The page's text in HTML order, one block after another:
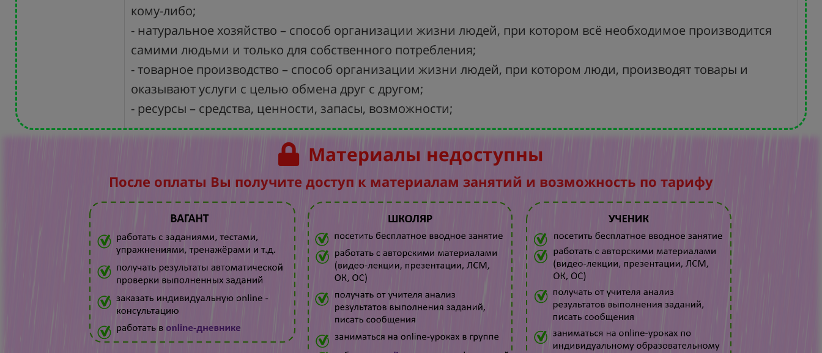
кому-либо;
- натуральное хозяйство – способ организации жизни людей, при котором всё необходимое производится
самими людьми и только для собственного потребления;
- товарное производство – способ организации жизни людей, при котором люди, производят товары и
оказывают услуги с целью обмена друг с другом;
- ресурсы – средства, ценности, запасы, возможности;
Материалы недоступны
После оплаты Вы получите доступ к материалам занятий и возможность по тарифу